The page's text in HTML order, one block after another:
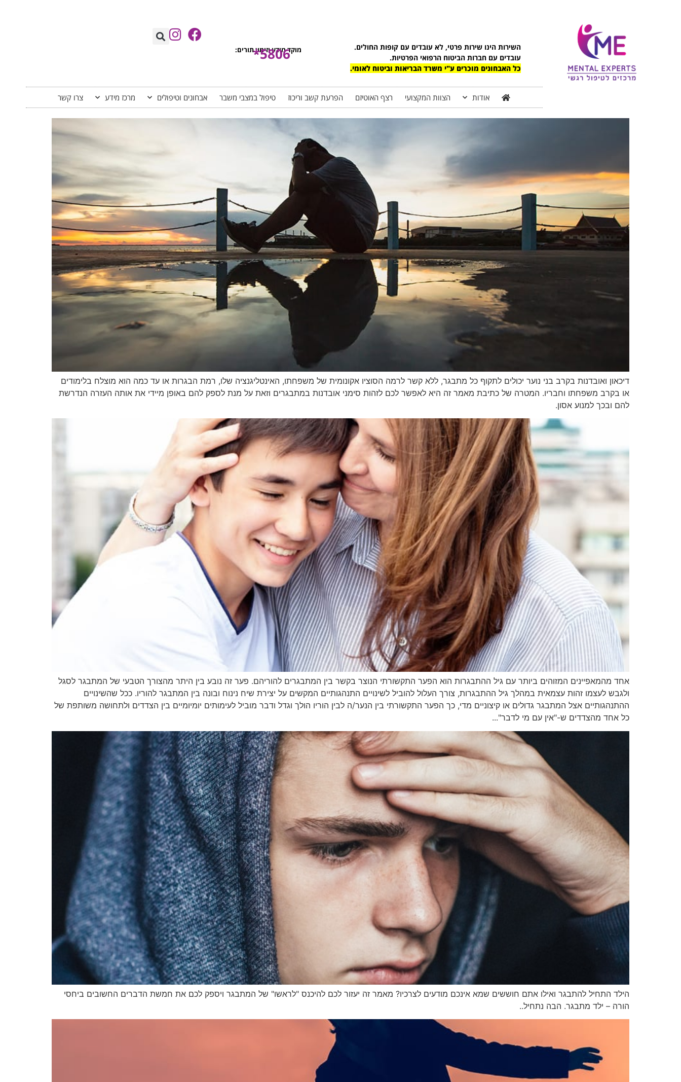
השירות הינו שירות פרטי, לא עובדים עם קופות החולים.
עובדים עם חברות הביטוח הרפואי הפרטיות.
כל האבחונים מוכרים ע"י משרד הבריאות וביטוח לאומי.
מוקד מידע וזימון תורים:
5806*
אודות הצוות המקצועי רצף האוטיזם הפרעת קשב וריכוז טיפול במצבי משבר אבחונים וטיפולים מרכז מידע צרו קשר
דיכאון ואובדנות בקרב בני נוער יכולים לתקוף כל מתבגר, ללא קשר לרמה הסוציו אקונומית של משפחתו, האינטליגנציה שלו, רמת הבגרות או עד כמה הוא מוצלח בלימודים
או בקרב משפחתו וחבריו. המטרה של כתיבת מאמר זה היא לאפשר לכם לזהות סימני אובדנות במתבגרים וזאת על מנת לספק להם באופן מיידי את אותה העזרה הנדרשת
להם ובכך למנוע אסון.
אחד מהמאפיינים המזוהים ביותר עם גיל ההתבגרות הוא הפער התקשורתי הנוצר בקשר בין המתבגרים להוריהם. פער זה נובע בין היתר מהצורך הטבעי של המתבגר לסגל
ולגבש לעצמו זהות עצמאית במהלך גיל ההתבגרות, צורך העלול להוביל לשינויים התנהגותיים המקשים על יצירת שיח נינוח ובונה בין המתבגר להוריו. ככל שהשינויים
ההתנהגותיים אצל המתבגר גדולים או קיצוניים מדי, כך הפער התקשורתי בין הנער/ה לבין הוריו הולך וגדל ודבר מוביל לעימותים יומיומיים בין הצדדים ולתחושה משותפת של
כל אחד מהצדדים ש-"אין עם מי לדבר"...
הילד התחיל להתבגר ואילו אתם חוששים שמא אינכם מודעים לצרכיו? מאמר זה יעזור לכם להיכנס "לראשו" של המתבגר ויספק לכם את חמשת הדברים החשובים ביחסי
הורה – ילד מתבגר. הבה נתחיל..